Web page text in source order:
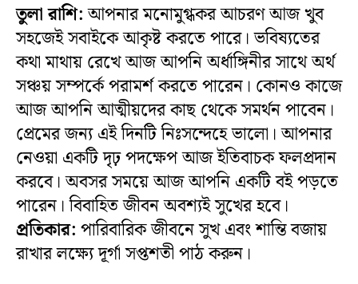
তুলা রাশি:আপনার মনোমুগ্ধকর আচরণ আজ খুব
সহজেই সবাইকে আকৃষ্ট করতে পারে। ভবিষ্যতের
কথা মাথায় রেখে আজ আপনি অর্ধাঙ্গিনীর সাথে অর্থ
সঞ্চয় সম্পর্কে পরামর্শ করতে পারেন। কোনও কাজে
আজ আপনি আত্মীয়দের কাছ থেকে সমর্থন পাবেন।
প্রেমের জন্য এই দিনটি নিঃসন্দেহে ভালো। আপনার
নেওয়া একটি দৃঢ় পদক্ষেপ আজ ইতিবাচক ফলপ্রদান
করবে। অবসর সময়ে আজ আপনি একটি বই পড়তে
পারেন। বিবাহিত জীবন অবশ্যই সুখের হবে।
প্ৰতিকার: পারিবারিক জীবনে সুখ এবং শান্তি বজায়
রাখার লক্ষ্যে দূর্গা সপ্তশতী পাঠ করুন।